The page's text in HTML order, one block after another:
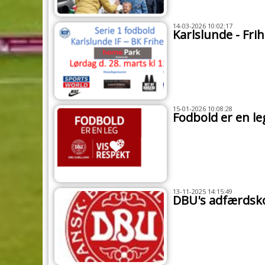
14-03-2026 10:02:17
Karlslunde -
15-01-2026 10:08:28
Fodbold er en
13-11-2025 14:15:49
DBU's